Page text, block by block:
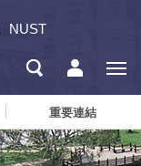
NUST
重要連結